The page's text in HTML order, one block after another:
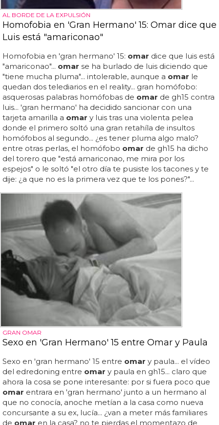
AL BORDE DE LA EXPULSIÓN
Homofobia en 'Gran Hermano' 15: Omar dice que
Luis está "amariconao"
Homofobia en 'gran hermano' 15: omar dice que luis está
"amariconao"... omar se ha burlado de luis diciendo que
"tiene mucha pluma"... intolerable, aunque a omar le
quedan dos telediarios en el reality... gran homófobo:
asquerosas palabras homófobas de omar de gh15 contra
luis... 'gran hermano' ha decidido sancionar con una
tarjeta amarilla a omar y luis tras una violenta pelea
donde el primero soltó una gran retahíla de insultos
homófobos al segundo... ¿es tener pluma algo malo?
entre otras perlas, el homófobo omar de gh15 ha dicho
del torero que "está amariconao, me mira por los
espejos" o le soltó "el otro día te pusiste los tacones y te
dije: ¿a que no es la primera vez que te los pones?"...
GRAN OMAR
Sexo en 'Gran Hermano' 15 entre Omar y Paula
Sexo en 'gran hermano' 15 entre omar y paula... el vídeo
del edredoning entre omar y paula en gh15... claro que
ahora la cosa se pone interesante: por si fuera poco que
omar entrara en 'gran hermano' junto a un hermano al
que no conocía, anoche metían a la casa como nueva
concursante a su ex, lucía... ¿van a meter más familiares
de omar en la casa? no te pierdas el momentazo de